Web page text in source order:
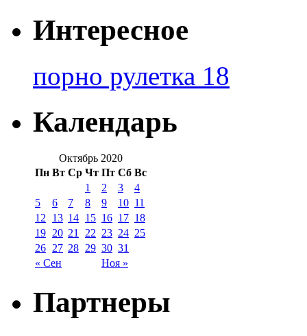
Интересное
порно рулетка 18
Календарь
Октябрь 2020
Пн Вт Ср Чт Пт Сб Вс
« Сен Ноя »
1 2 3
4
5
6 7 8 9 10 11
12
13 14 15 16 17 18
19 20 21 22 23 24 25
26 27 28 29 30 31
Партнеры